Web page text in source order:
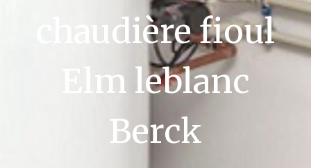
chaudière fioul
Elm leblanc
Berck